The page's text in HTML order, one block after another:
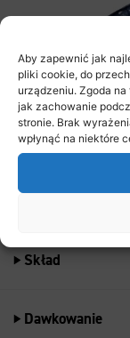
Aby zapewnić jak
pliki cookie, do
urządzeniu. Zgoda
jak zachowanie
stronie. Brak
wpłynąć na niektóre
Skład
Dawkowanie